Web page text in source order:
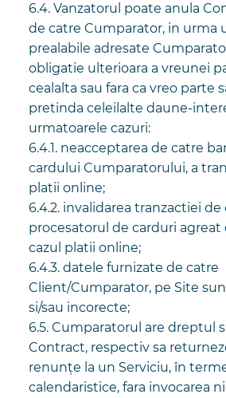
6.4. Vanzatorul poate anula
de catre Cumparator, in urma
prealabile adresate
obligatie ulterioara a vreunei
cealalta sau fara ca vreo parte
pretinda celeilalte daune-
urmatoarele cazuri:
6.4.1. neacceptarea de catre
cardului Cumparatorului, a
platii online;
6.4.2. invalidarea tranzactiei de
procesatorul de carduri agreat
cazul platii online;
6.4.3. datele furnizate de catre
Client/Cumparator, pe Site
si/sau incorecte;
6.5. Cumparatorul are dreptul
Contract, respectiv sa
renunțe la un Serviciu, în
calendaristice, fara invocarea